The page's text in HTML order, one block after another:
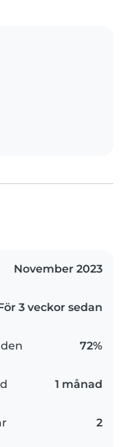
November 2023
3 veckor sedan
72%
1 månad
2